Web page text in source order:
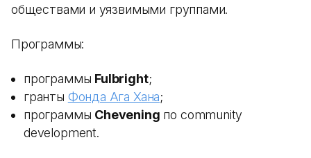
обществами и уязвимыми группами.
Программы:
программы Fulbright;
гранты Фонда Ага Хана;
программы Chevening по community
development.